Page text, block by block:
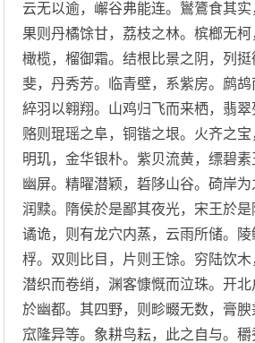
云无以逾，嶰谷弗能连。鸑鷟食其
果则丹橘馀甘，荔枝之林。槟榔无
橄榄，榴御霜。结根比景之阴，列
斐，丹秀芳。临青壁，系紫房。鹧
綷羽以翱翔。山鸡归飞而来栖，翡
赂则琨瑶之阜，铜锴之垠。火齐之
明玑，金华银朴。紫贝流黄，缥碧
幽屏。精曜潜颖，硩陊山谷。碕岸
润黩。隋侯於是鄙其夜光，宋王於是
谲诡，则有龙穴内蒸，云雨所储。
桴。双则比目，片则王馀。穷陆饮
潜织而卷绡，渊客慷慨而泣珠。开
於幽都。其四野，则畛畷无数，膏腴
窊隆异等。象耕鸟耘，此之自与。